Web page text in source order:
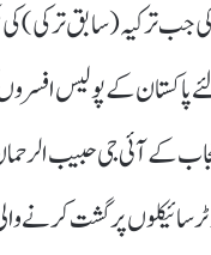
ہے2012ء کی جب ترکیہ ( سابق
پاکستان کے پولیس افسروں
کے آئی جی حبیب
سائیکلوں پر گشت کرنے